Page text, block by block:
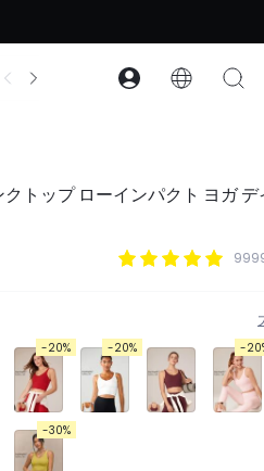
アクセサリー コレクション
トップ ローインパクト ヨガ デ
-20% -20% -
-30%